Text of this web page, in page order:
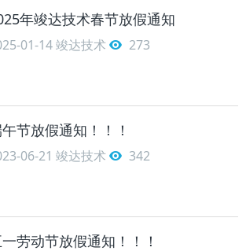
年竣达技术春节放假通知
01-14竣达技术 273
节放假通知！！！
06-21 竣达技术 342
劳动节放假通知！！！